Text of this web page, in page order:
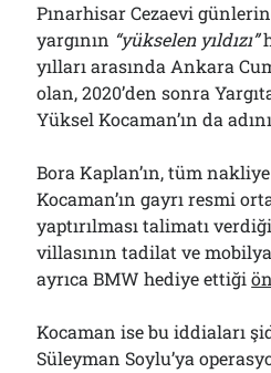
Pınarhisar Cezaevi
yargının “yükselen yıldızı”
yılları arasında Ankara
olan, 2020’den sonra
Yüksel Kocaman’ın da
Bora Kaplan’ın, tüm
Kocaman’ın gayrı resmi
yaptırılması talimatı
villasının tadilat ve
ayrıca BMW hediye ettiği
Kocaman ise bu iddiaları
Süleyman Soylu’ya